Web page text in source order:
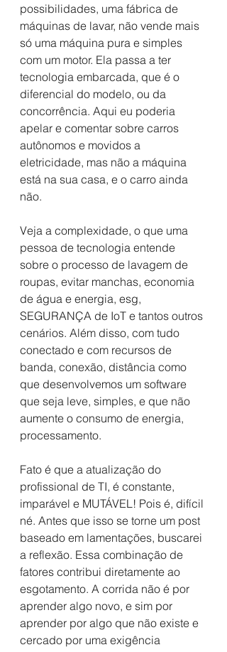
possibilidades, uma fábrica de
máquinas de lavar, não vende mais
só uma máquina pura e simples
com um motor. Ela passa a ter
tecnologia embarcada, que é o
diferencial do modelo, ou da
concorrência. Aqui eu poderia
apelar e comentar sobre carros
autônomos e movidos a
eletricidade, mas não a máquina
está na sua casa, e o carro ainda
não.
Veja a complexidade, o que uma
pessoa de tecnologia entende
sobre o processo de lavagem de
roupas, evitar manchas, economia
de água e energia, esg,
SEGURANÇA de IoT e tantos outros
cenários. Além disso, com tudo
conectado e com recursos de
banda, conexão, distância como
que desenvolvemos um software
que seja leve, simples, e que não
aumente o consumo de energia,
processamento.
Fato é que a atualização do
profissional de TI, é constante,
imparável e MUTÁVEL! Pois é, difícil
né. Antes que isso se torne um post
baseado em lamentações, buscarei
a reflexão. Essa combinação de
fatores contribui diretamente ao
esgotamento. A corrida não é por
aprender algo novo, e sim por
aprender por algo que não existe e
cercado por uma exigência